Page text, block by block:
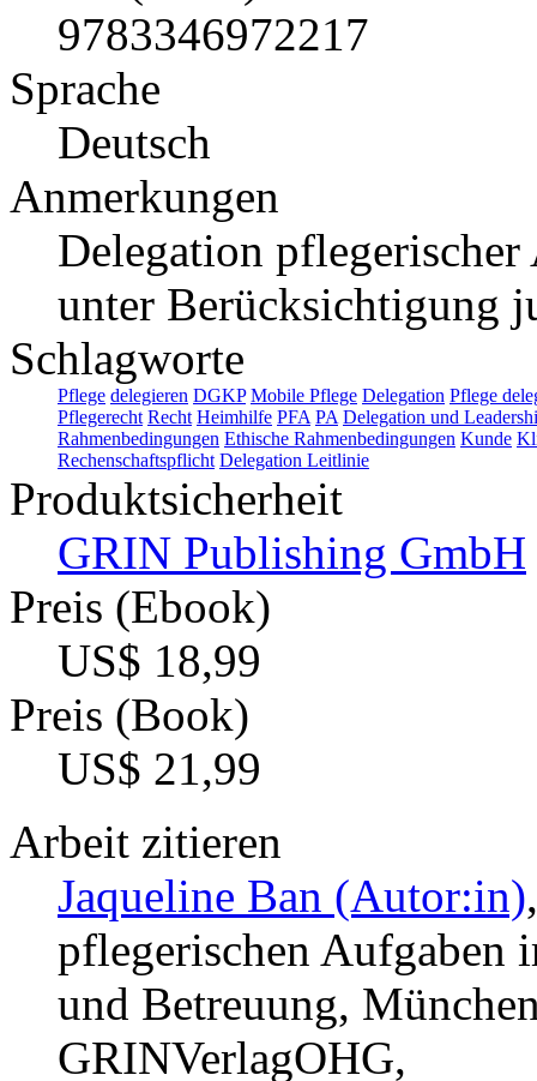
9783346972217
Sprache
Deutsch
Anmerkungen
Delegation
unter Berücksichtigung
Schlagworte
Pflege delegieren DGKP Mobile Pflege Delegation Pflege
Pflegerecht Recht Heimhilfe PFA PA Delegation und
Rahmenbedingungen Ethische Rahmenbedingungen Kunde
Rechenschaftspflicht Delegation Leitlinie
Produktsicherheit
GRIN Publishing GmbH
Preis (Ebook)
US$ 18,99
Preis (Book)
US$ 21,99
Arbeit zitieren
Jaqueline Ban (Autor:in)
pflegerischen Aufgaben
und Betreuung,
GRINVerlagOHG,